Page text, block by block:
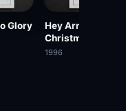
Glory
Hey Arnold!
Christmas
1996